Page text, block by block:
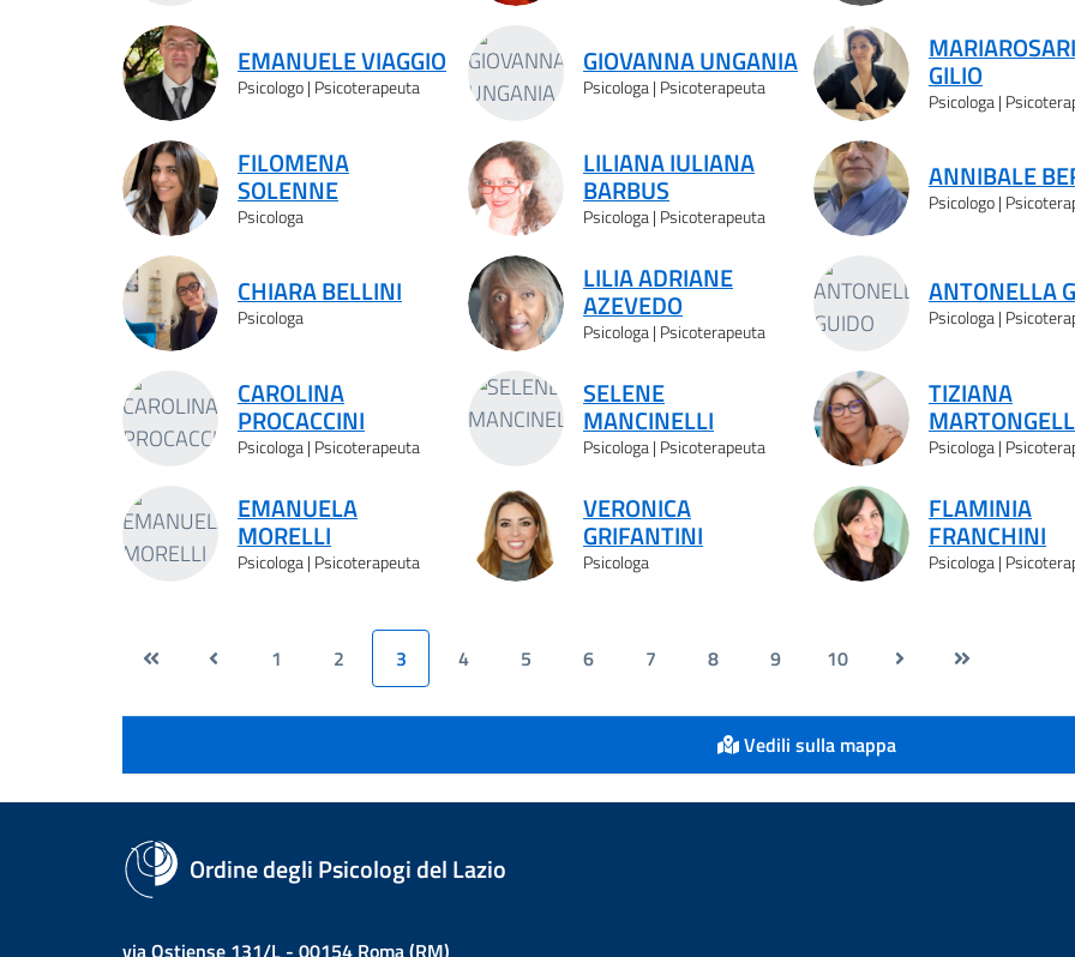
EMANUELE VIAGGIO
Psicologo | Psicoterapeuta
GIOVANNA UNGANIA
Psicologa | Psicoterapeuta GILIO
Psicologa |
FILOMENA
SOLENNE
Psicologa
LILIANA IULIANA
BARBUS
Psicologa | Psicoterapeuta
ANNIBALE
Psicologo |
CHIARA BELLINI
Psicologa
LILIA ADRIANE
AZEVEDO
Psicologa | Psicoterapeuta
ANTONELLA
Psicologa |
CAROLINA
PROCACCINI
Psicologa | Psicoterapeuta
SELENE
MANCINELLI
Psicologa | Psicoterapeuta
TIZIANA
Psicologa |
EMANUELA
MORELLI
Psicologa | Psicoterapeuta
VERONICA
GRIFANTINI
Psicologa
FLAMINIA
FRANCHINI
Psicologa |
1 2 3 4 5 6 7 8 9 10
Vedili sulla mappa
Ordine degli Psicologi del Lazio
via Ostiense 131/L - 00154 Roma (RM)